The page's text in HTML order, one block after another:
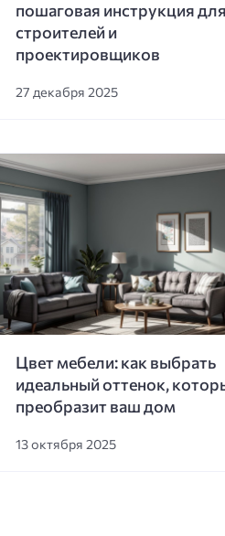
пошаговая инструкция для
строителей и
проектировщиков
27 декабря 2025
Цвет мебели: как выбрать
идеальный оттенок,
преобразит ваш дом
13 октября 2025